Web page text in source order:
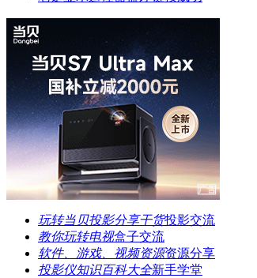
玩转当贝投影分享干货投影交流
教你玩转电视盒子交流
软件、游戏、视频资源资源分享
投影仪知识百科大全新手学堂